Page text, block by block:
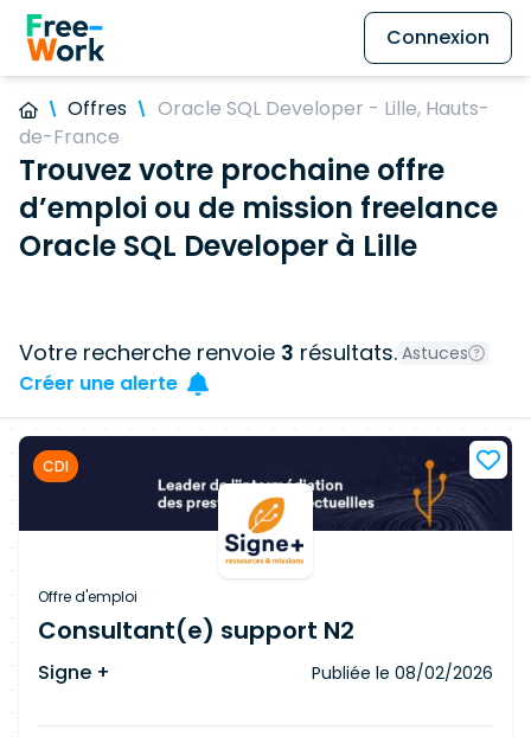
Connexion
Offres
Oracle SQL Developer - Lille, Hauts-
de-France
Trouvez votre prochaine offre
d’emploi ou de mission freelance
Oracle SQL Developer à Lille
Votre recherche renvoie 3 résultats. Astuces
Créer une alerte
CDI
Offre d'emploi
Consultant(e) support N2
Signe + Publiée le 08/02/2026